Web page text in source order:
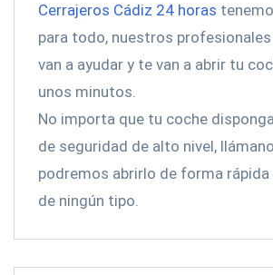
Cerrajeros Cádiz 24 horas
para todo, nuestros
van a ayudar y te van a abrir tu
unos minutos.
No importa que tu coche
de seguridad de alto nivel,
podremos abrirlo de forma
de ningún tipo.